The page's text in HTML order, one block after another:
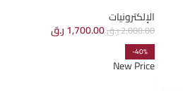
الإلكترونيات
2,000.00ر.ق1,700.00ر.ق
-40%
New Price